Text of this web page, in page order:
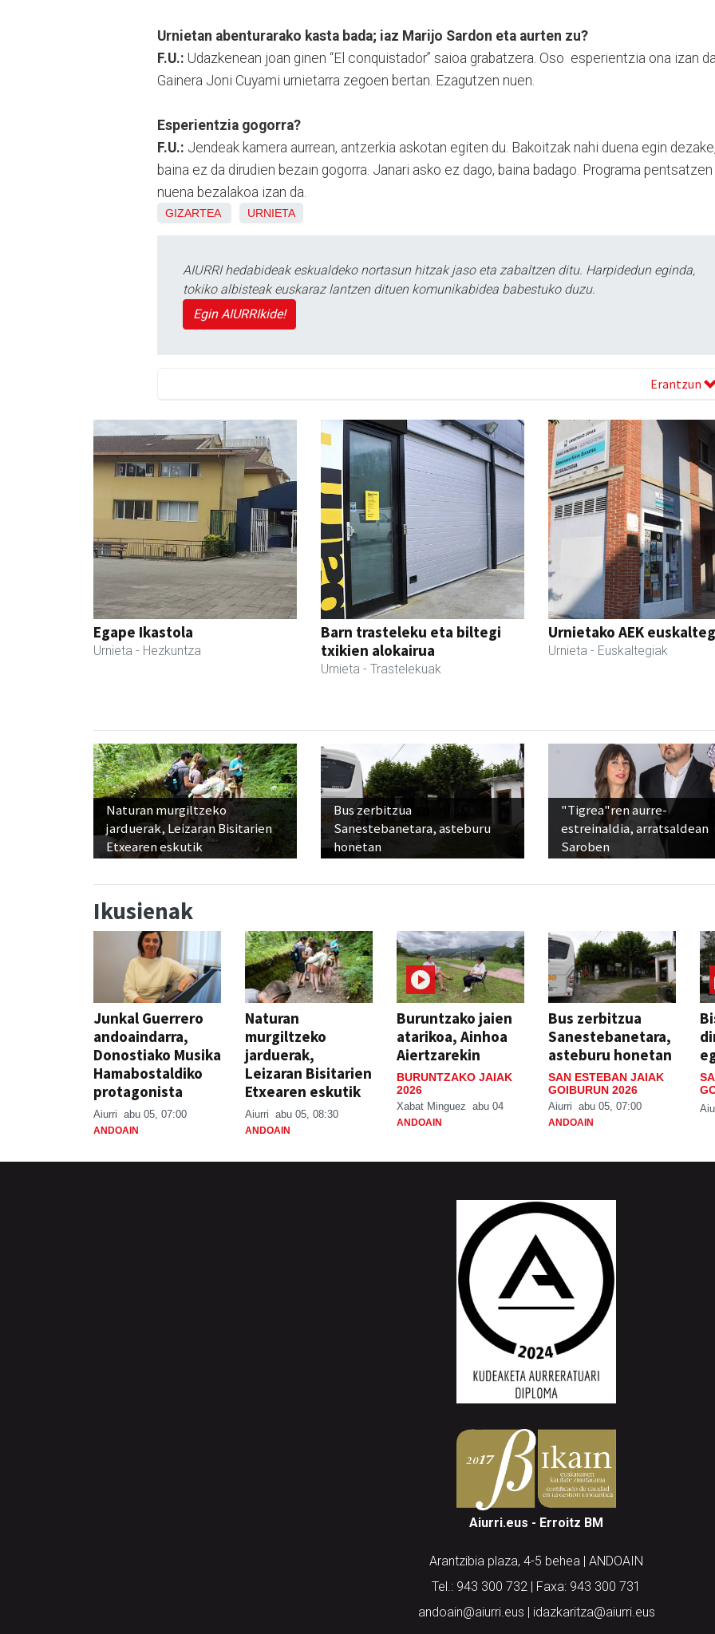
Urnietan abenturarako kasta bada; iaz Marijo Sardon eta aurten zu?
F.U.: Udazkenean joan ginen “El conquistador” saioa grabatzera. Oso esperientzia ona izan
Gainera Joni Cuyami urnietarra zegoen bertan. Ezagutzen nuen.
Esperientzia gogorra?
F.U.: Jendeak kamera aurrean, antzerkia askotan egiten du. Bakoitzak nahi duena egin
baina ez da dirudien bezain gogorra. Janari asko ez dago, baina badago. Programa pentsatzen
nuena bezalakoa izan da.
GIZARTEA URNIETA
AIURRI hedabideak eskualdeko nortasun hitzak jaso eta zabaltzen ditu. Harpidedun eginda,
tokiko albisteak euskaraz lantzen dituen komunikabidea babestuko duzu.
Egin AIURRIkide!
Erantzun
Egape Ikastola
Urnieta - Hezkuntza
Barn trasteleku eta biltegi
txikien alokairua
Urnieta - Trastelekuak
Urnietako AEK
Urnieta - Euskaltegiak
Naturan murgiltzeko
jarduerak, Leizaran Bisitarien
Etxearen eskutik
Bus zerbitzua
Sanestebanetara, asteburu
honetan
"Tigrea"ren aurre-
estreinaldia, arratsaldean
Saroben
Ikusienak
Junkal Guerrero
andoaindarra,
Donostiako Musika
Hamabostaldiko
protagonista
Aiurri abu 05, 07:00
ANDOAIN
Naturan
murgiltzeko
jarduerak,
Leizaran Bisitarien
Etxearen eskutik
Aiurri abu 05, 08:30
ANDOAIN
Buruntzako jaien
atarikoa, Ainhoa
Aiertzarekin
BURUNTZAKO JAIAK
2026
Xabat Minguez abu 04
ANDOAIN
Bus zerbitzua
Sanestebanetara,
asteburu honetan
SAN ESTEBAN JAIAK
GOIBURUN 2026
Aiurri abu 05, 07:00
ANDOAIN
Aiurri.eus - Erroitz BM
Arantzibia plaza, 4-5 behea | ANDOAIN
Tel.: 943 300 732 | Faxa: 943 300 731
andoain@aiurri.eus | idazkaritza@aiurri.eus